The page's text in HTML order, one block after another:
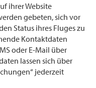
ihrer Website
gebeten, sich vor
Status ihres Fluges zu
Kontaktdaten
oder E-Mail über
lassen sich über
jederzeit